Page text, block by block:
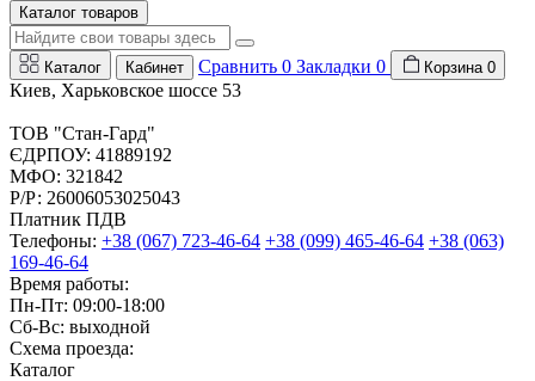
Каталог товаров
Каталог Кабинет Сравнить 0 Закладки 0 Корзина 0
Киев, Харьковское шоссе 53
ТОВ "Стан-Гард"
ЄДРПОУ: 41889192
МФО: 321842
Р/Р: 26006053025043
Платник ПДВ
Телефоны: +38 (067) 723-46-64 +38 (099) 465-46-64 +38 (063)
169-46-64
Время работы:
Пн-Пт: 09:00-18:00
Сб-Вс: выходной
Схема проезда:
Каталог